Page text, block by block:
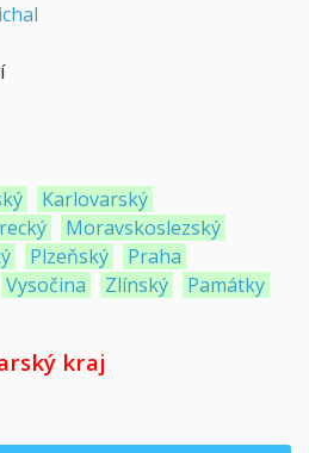
Karlovarský
Moravskoslezský
Plzeňský
Praha
Vysočina Zlínský Památky
kraj